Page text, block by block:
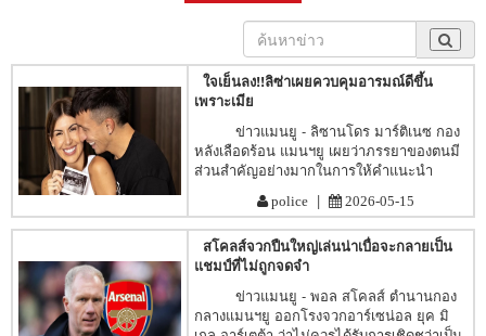
ใจเย็นลง!!ลิซ่าเผยควบคุมอารมณ์ดีขึ้น
เพราะเมีย
ข่าวแมนยู - ลิซานโดร มาร์ติเนซ กอง
หลังเลือดร้อน แมนฯยู เผยว่าภรรยาของตนมี
ส่วนสำคัญอย่างมากในการให้คำแนะนำ
police | 2026-05-15
สโคลส์จวกปืนใหญ่เล่นน่าเบื่อจะกลายเป็น
แชมป์ที่ไม่ถูกจดจำ
ข่าวแมนยู - พอล สโคลส์ ตำนานกอง
กลางแมนฯยู ออกโรงจวกอาร์เซน่อล ยุค มิ